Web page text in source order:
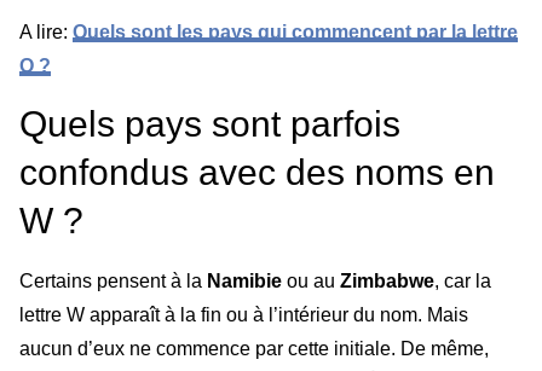
A lire: Quels sont les pays qui commencent par la lettre
O ?
Quels pays sont parfois
confondus avec des noms en
W ?
Certains pensent à la Namibie ou au Zimbabwe, car la
lettre W apparaît à la fin ou à l’intérieur du nom. Mais
aucun d’eux ne commence par cette initiale. De même,